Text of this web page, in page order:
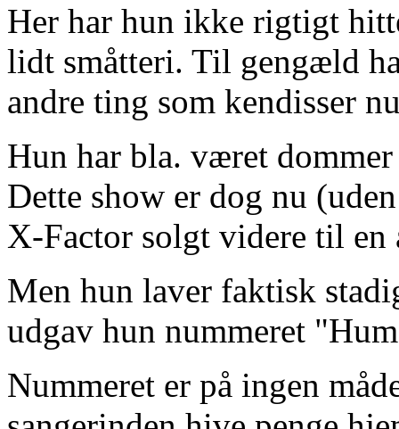
Her har hun ikke rigtigt
lidt småtteri. Til gengæld
andre ting som kendisser
Hun har bla. været
Dette show er dog nu
X-Factor solgt videre til en
Men hun laver faktisk
udgav hun nummeret
Nummeret er på ingen